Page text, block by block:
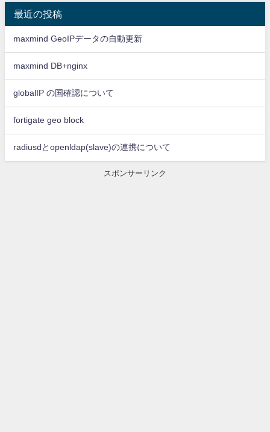
最近の投稿
maxmind GeoIPデータの自動更新
maxmind DB+nginx
globalIP の国確認について
fortigate geo block
radiusdとopenldap(slave)の連携について
スポンサーリンク